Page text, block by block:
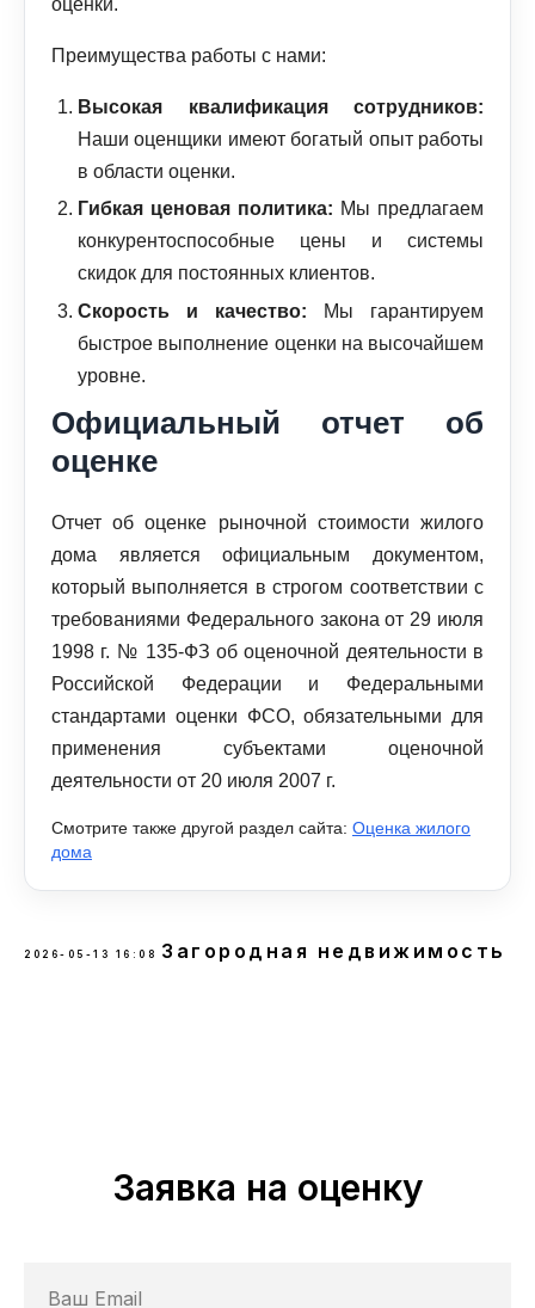
Преимущества работы с нами:
Высокая квалификация сотрудников:
Наши оценщики имеют богатый опыт работы
в области оценки.
Гибкая ценовая политика: Мы предлагаем
конкурентоспособные цены и системы
скидок для постоянных клиентов.
Скорость и качество: Мы гарантируем
быстрое выполнение оценки на высочайшем
уровне.
Официальный отчет об
оценке
Отчет об оценке рыночной стоимости жилого
дома является официальным документом,
который выполняется в строгом соответствии с
требованиями Федерального закона от 29 июля
1998 г. № 135-ФЗ об оценочной деятельности в
Российской Федерации и Федеральными
стандартами оценки ФСО, обязательными для
применения субъектами оценочной
деятельности от 20 июля 2007 г.
Смотрите также другой раздел сайта: Оценка жилого
дома
2026-05-13 16:08 Загородная недвижимость
Заявка на оценку